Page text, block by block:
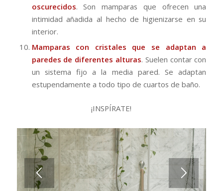
oscurecidos. Son mamparas que ofrecen una
intimidad añadida al hecho de higienizarse en su
interior.
Mamparas con cristales que se adaptan a
paredes de diferentes alturas. Suelen contar con
un sistema fijo a la media pared. Se adaptan
estupendamente a todo tipo de cuartos de baño.
¡INSPÍRATE!